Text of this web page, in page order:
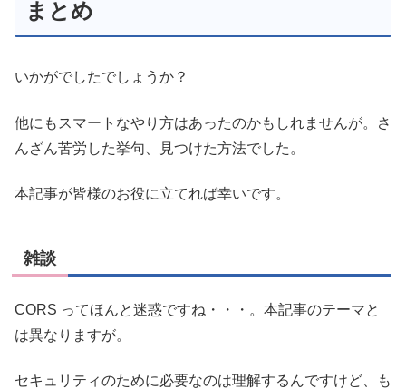
まとめ
いかがでしたでしょうか？
他にもスマートなやり方はあったのかもしれませんが。さ
んざん苦労した挙句、見つけた方法でした。
本記事が皆様のお役に立てれば幸いです。
雑談
CORS ってほんと迷惑ですね・・・。本記事のテーマと
は異なりますが。
セキュリティのために必要なのは理解するんですけど、も